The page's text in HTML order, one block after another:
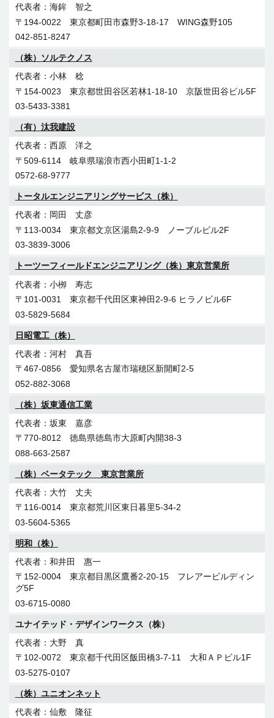
〒461-0004 愛知県名古屋市東区葵1-26-12 IKKO新栄ビル8
Ｆ
052-938-3144
上野通信建設（株）
上野 保
〒510-0256 三重県鈴鹿市磯山1-237-1
059-387-1480
（株）SSG
江守 倫徳
〒490-1143 愛知県海部郡大治町砂子中割60
052-485-4848
（有）倉田電気工事商会
倉田 英明
〒463-0045 愛知県名古屋市守山区菱池町5-8
052-758-6727
（株）グローバルワン
坂口 慎也
〒458-0801 愛知県名古屋市緑区鳴海町字母呂後185
052-629-5671
（株）システム通信
勝 一也
〒509-6135 岐阜県瑞浪市薬師町4-55
0572-67-2272
伸政富安通信特機（株）
山田 恭三
〒441-1105 愛知県豊橋市石巻平野町字張原113-1
0532-88-0835
（有）ステイブル
石原 和伴
〒454-0958 愛知県名古屋市中川区東かの里町409
052-304-3072
（有）汰我建設
西原 洋之
〒509-6114 岐阜県瑞浪市西小田町1-1-2
0572-68-9777
（株）田中通信電設
田中 寿知
〒411-0804 静岡県三島市多呂111-6
055-977-6606
（有）ダブ・ダブ
大島 明
〒466-0852 愛知県名古屋市昭和区萩原町1-5
前田建設（株）
前田 忠
〒669-3125 兵庫県丹波市山南町池谷108
0795-77-0168
（株）奄美通信システム
椛山 廣市
〒894-0036 鹿児島県奄美市名瀬長浜町29－5
0997-52-6874
（有）安藤電設
安藤 元春
〒807-0072 福岡県北九州市八幡西区上上津役5-24-2
093-235-5050
沖縄皇建海發（株）
王 剛
〒901-2203 沖縄県宜野湾市野嵩1-10-8 めぐみ荘102
098-943-8255
（有）大栄電設
井上 浩之
〒893-0023 鹿児島県鹿屋市笠之原町1752-1
0994-43-3400
大成総合企画（株）
齊藤 靖
〒811-2202 福岡県糟屋郡志免町志免2-7-12
092-406-0165
（株）輝電装
塗木 輝正
〒739-0653 広島県大竹市黒川1-12-41
0827-57-8163
〒421-0101 静岡市駿河区向敷地2-10-1
054-659-5511
海鉾 智之
〒194-0022 東京都町田市森野3-18-17 WING森野105
042-851-8247
（株）ソルテクノス
小林 稔
〒154-0023 東京都世田谷区若林1-18-10 京阪世田谷ビル5F
03-5433-3381
（有）汰我建設
西原 洋之
〒509-6114 岐阜県瑞浪市西小田町1-1-2
0572-68-9777
トータルエンジニアリングサービス（株）
岡田 丈彦
〒113-0034 東京都文京区湯島2-9-9 ノーブルビル2F
03-3839-3006
トーツーフィールドエンジニアリング（株）東京営業所
小栁 寿志
〒101-0031 東京都千代田区東神田2-9-6 ヒラノビル6F
03-5829-5684
日昭電工（株）
河村 真吾
〒467-0856 愛知県名古屋市瑞穂区新開町2-5
052-882-3068
（株）坂東通信工業
坂東 嘉彦
〒770-8012 徳島県徳島市大原町内開38-3
088-663-2587
（株）ベータテック 東京営業所
大竹 丈夫
〒116-0014 東京都荒川区東日暮里5-34-2
03-5604-5365
明和（株）
和井田 惠一
〒152-0004 東京都目黒区鷹番2-20-15 フレアービルディン
グ5F
03-6715-0080
ユナイテッド・デザインワークス（株）
大野 真
〒102-0072 東京都千代田区飯田橋3-7-11 大和ＡＰビル1F
03-5275-0107
（株）ユニオンネット
仙敷 隆征